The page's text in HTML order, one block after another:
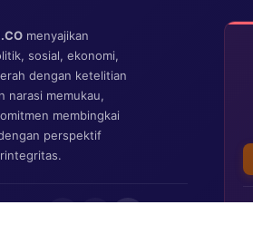
menyajikan
sosial, ekonomi,
dengan ketelitian
narasi memukau,
membingkai
perspektif